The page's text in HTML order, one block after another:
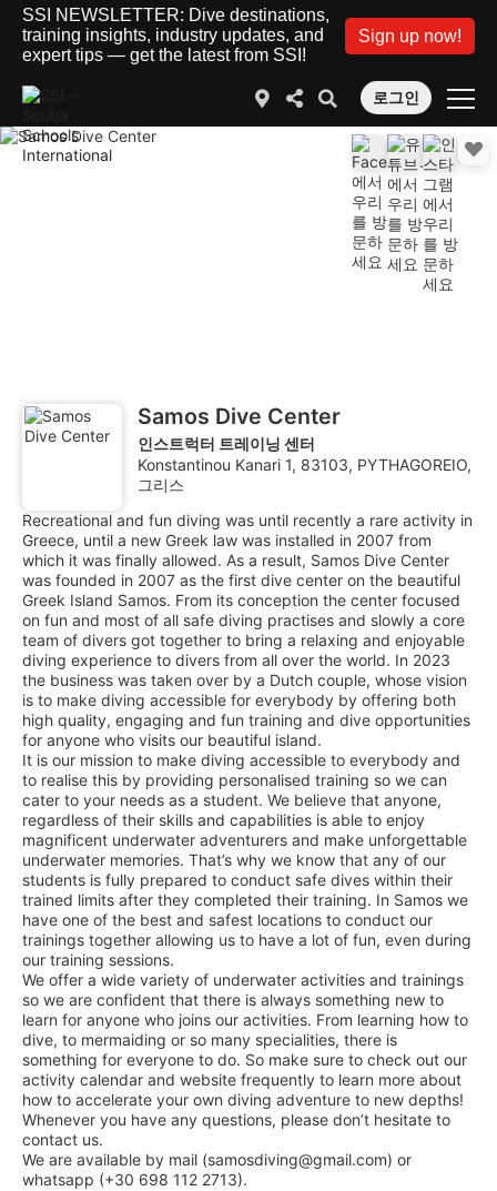
SSI NEWSLETTER: Dive destinations,
training insights, industry updates, and
expert tips — get the latest from SSI!
Sign up now!
로그인
Samos Dive Center
인스트럭터 트레이닝 센터
Konstantinou Kanari 1, 83103, PYTHAGOREIO,
그리스
Recreational and fun diving was until recently a rare activity in
Greece, until a new Greek law was installed in 2007 from
which it was finally allowed. As a result, Samos Dive Center
was founded in 2007 as the first dive center on the beautiful
Greek Island Samos. From its conception the center focused
on fun and most of all safe diving practises and slowly a core
team of divers got together to bring a relaxing and enjoyable
diving experience to divers from all over the world. In 2023
the business was taken over by a Dutch couple, whose vision
is to make diving accessible for everybody by offering both
high quality, engaging and fun training and dive opportunities
for anyone who visits our beautiful island.
It is our mission to make diving accessible to everybody and
to realise this by providing personalised training so we can
cater to your needs as a student. We believe that anyone,
regardless of their skills and capabilities is able to enjoy
magnificent underwater adventurers and make unforgettable
underwater memories. That’s why we know that any of our
students is fully prepared to conduct safe dives within their
trained limits after they completed their training. In Samos we
have one of the best and safest locations to conduct our
trainings together allowing us to have a lot of fun, even during
our training sessions.
We offer a wide variety of underwater activities and trainings
so we are confident that there is always something new to
learn for anyone who joins our activities. From learning how to
dive, to mermaiding or so many specialities, there is
something for everyone to do. So make sure to check out our
activity calendar and website frequently to learn more about
how to accelerate your own diving adventure to new depths!
Whenever you have any questions, please don’t hesitate to
contact us.
We are available by mail (samosdiving@gmail.com) or
whatsapp (+30 698 112 2713).